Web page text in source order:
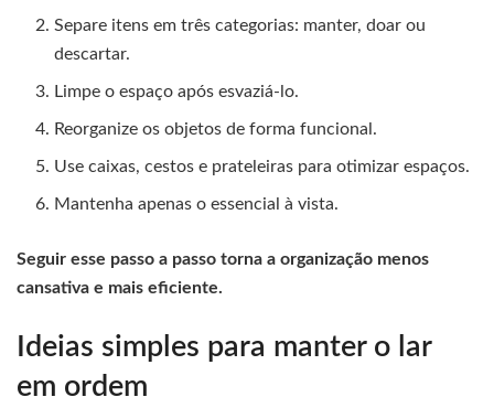
Separe itens em três categorias: manter, doar ou
descartar.
Limpe o espaço após esvaziá-lo.
Reorganize os objetos de forma funcional.
Use caixas, cestos e prateleiras para otimizar espaços.
Mantenha apenas o essencial à vista.
Seguir esse passo a passo torna a organização menos
cansativa e mais eficiente.
Ideias simples para manter o lar
em ordem